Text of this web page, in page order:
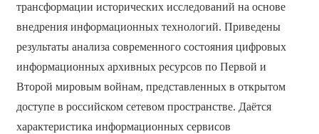
трансформации исторических исследований на основе
внедрения информационных технологий. Приведены
результаты анализа современного состояния цифровых
информационных архивных ресурсов по Первой и
Второй мировым войнам, представленных в открытом
доступе в российском сетевом пространстве. Даётся
характеристика информационных сервисов